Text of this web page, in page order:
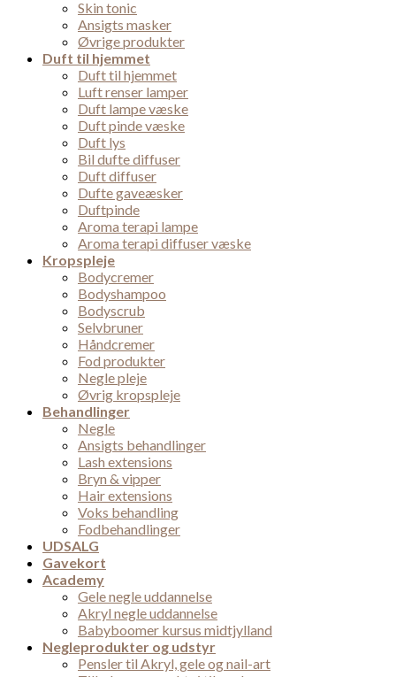
Skin tonic
Ansigts masker
Øvrige produkter
Duft til hjemmet
Duft til hjemmet
Luft renser lamper
Duft lampe væske
Duft pinde væske
Duft lys
Bil dufte diffuser
Duft diffuser
Dufte gaveæsker
Duftpinde
Aroma terapi lampe
Aroma terapi diffuser væske
Kropspleje
Bodycremer
Bodyshampoo
Bodyscrub
Selvbruner
Håndcremer
Fod produkter
Negle pleje
Øvrig kropspleje
Behandlinger
Negle
Ansigts behandlinger
Lash extensions
Bryn & vipper
Hair extensions
Voks behandling
Fodbehandlinger
UDSALG
Gavekort
Academy
Gele negle uddannelse
Akryl negle uddannelse
Babyboomer kursus midtjylland
Negleprodukter og udstyr
Pensler til Akryl, gele og nail-art